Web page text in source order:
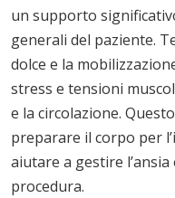
un supporto
generali del paziente.
dolce e la
stress e tensioni
e la circolazione.
preparare il corpo per
aiutare a gestire
procedura.